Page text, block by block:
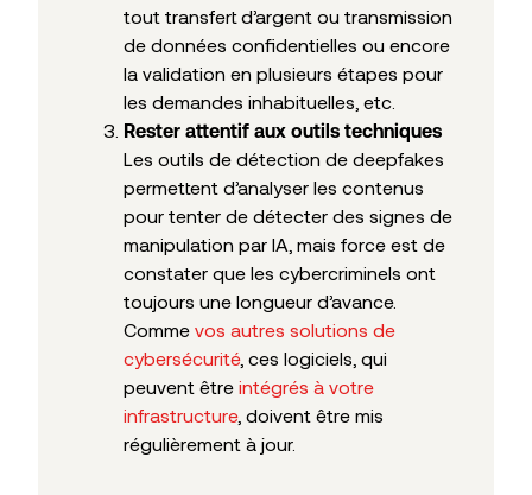
tout transfert d’argent ou transmission
de données confidentielles ou encore
la validation en plusieurs étapes pour
les demandes inhabituelles, etc.
Rester attentif aux outils techniques
Les outils de détection de deepfakes
permettent d’analyser les contenus
pour tenter de détecter des signes de
manipulation par IA, mais force est de
constater que les cybercriminels ont
toujours une longueur d’avance.
Comme vos autres solutions de
cybersécurité, ces logiciels, qui
peuvent être intégrés à votre
infrastructure, doivent être mis
régulièrement à jour.